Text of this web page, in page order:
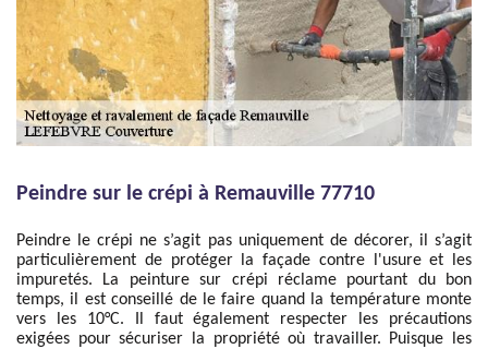
Peindre sur le crépi à Remauville 77710
Peindre le crépi ne s’agit pas uniquement de décorer, il s’agit
particulièrement de protéger la façade contre l'usure et les
impuretés. La peinture sur crépi réclame pourtant du bon
temps, il est conseillé de le faire quand la température monte
vers les 10°C. Il faut également respecter les précautions
exigées pour sécuriser la propriété où travailler. Puisque les